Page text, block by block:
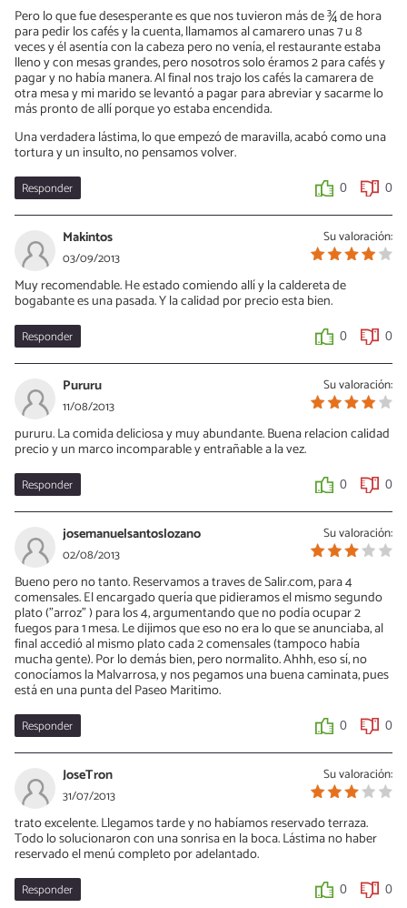
Pero lo que fue desesperante es que nos tuvieron más de ¾ de hora
para pedir los cafés y la cuenta, llamamos al camarero unas 7 u 8
veces y él asentía con la cabeza pero no venía, el restaurante estaba
lleno y con mesas grandes, pero nosotros solo éramos 2 para cafés y
pagar y no había manera. Al final nos trajo los cafés la camarera de
otra mesa y mi marido se levantó a pagar para abreviar y sacarme lo
más pronto de allí porque yo estaba encendida.
Una verdadera lástima, lo que empezó de maravilla, acabó como una
tortura y un insulto, no pensamos volver.
Responder 0 0
Su valoración:
Makintos
03/09/2013
Muy recomendable. He estado comiendo allí y la caldereta de
bogabante es una pasada. Y la calidad por precio esta bien.
Responder 0 0
Su valoración:
Pururu
11/08/2013
pururu. La comida deliciosa y muy abundante. Buena relacion calidad
precio y un marco incomparable y entrañable a la vez.
Responder 0 0
Su valoración:
josemanuelsantoslozano
02/08/2013
Bueno pero no tanto. Reservamos a traves de Salir.com, para 4
comensales. El encargado quería que pidieramos el mismo segundo
plato ("arroz" ) para los 4, argumentando que no podía ocupar 2
fuegos para 1 mesa. Le dijimos que eso no era lo que se anunciaba, al
final accedió al mismo plato cada 2 comensales (tampoco había
mucha gente). Por lo demás bien, pero normalito. Ahhh, eso sí, no
conocíamos la Malvarrosa, y nos pegamos una buena caminata, pues
está en una punta del Paseo Maritimo.
Responder 0 0
Su valoración:
JoseTron
31/07/2013
trato excelente. Llegamos tarde y no habíamos reservado terraza.
Todo lo solucionaron con una sonrisa en la boca. Lástima no haber
reservado el menú completo por adelantado.
Responder 0 0